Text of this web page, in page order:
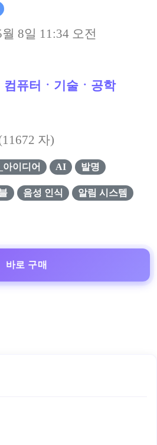
8일 11:34 오전
컴퓨터ㆍ기술ㆍ공학
11672 자)
아이디어 AI 발명
음성 인식 알림 시스템
바로 구매